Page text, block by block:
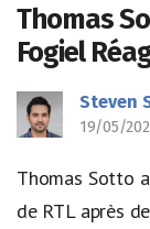
Thomas
Fogiel
Steven
19/05/
Thomas Sotto
de RTL après